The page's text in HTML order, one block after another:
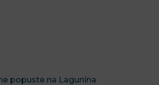
popuste na Lagunina